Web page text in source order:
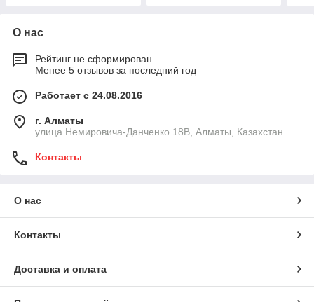
О нас
Рейтинг не сформирован
Менее 5 отзывов за последний год
Работает с 24.08.2016
г. Алматы
улица Немировича-Данченко 18В, Алматы, Казахстан
Контакты
О нас
Контакты
Доставка и оплата